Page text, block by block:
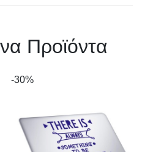
Προϊόντα
-30%